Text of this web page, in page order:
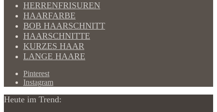
HERRENFRISUREN
HAARFARBE
BOB HAARSCHNITT
HAARSCHNITTE
KURZES HAAR
LANGE HAARE
Pinterest
Instagram
Heute im Trend: